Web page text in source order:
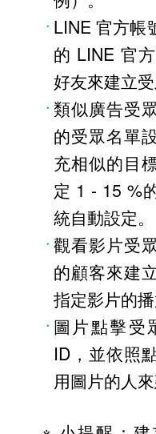
LINE 官方帳
的 LINE 官
好友來建立受
類似廣告受
的受眾名單
充相似的目
定 1 - 15 %
統自動設定。
觀看影片受
的顧客來建
指定影片的播
圖片點擊受
ID，並依照
用圖片的人來